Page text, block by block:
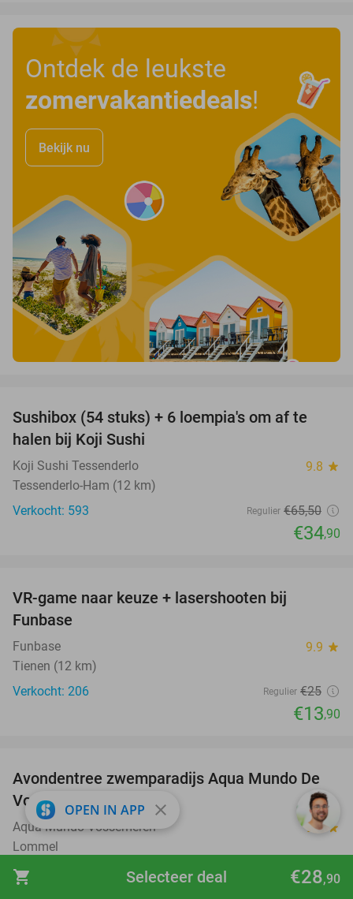
shopping_cart €28,90
Selecteer deal
Ontdek de leukste
zomervakantiedeals!
Bekijk nu
47%
Sushibox (54 stuks) + 6 loempia's om af te
halen bij Koji Sushi
Koji Sushi Tessenderlo 9.8 star
Tessenderlo-Ham (12 km)
Verkocht: 593
Regulier €65,50
€34,90
VR-game naar keuze + lasershooten bij
Funbase
Funbase 9.9 star
Tienen (12 km)
Verkocht: 206
Regulier €25
€13,90
15%
Avondentree zwemparadijs Aqua Mundo De
Vossemeren
Aqua Mundo Vossemeren 9.3 star
Lommel
Verkocht: 6.054
Regulier €13
OPEN IN APP close